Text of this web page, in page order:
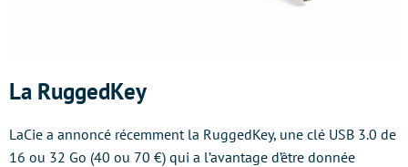
La RuggedKey
LaCie a annoncé récemment la RuggedKey, une clé USB 3.0 de
16 ou 32 Go (40 ou 70 €) qui a l’avantage d’être donnée